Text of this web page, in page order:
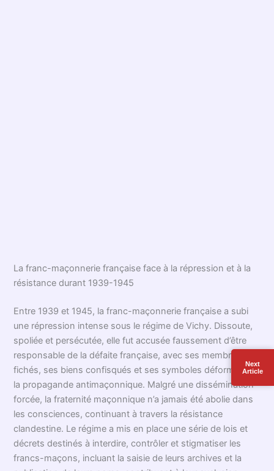
La franc-maçonnerie française face à la répression et à la
résistance durant 1939-1945
Entre 1939 et 1945, la franc-maçonnerie française a subi
une répression intense sous le régime de Vichy. Dissoute,
spoliée et persécutée, elle fut accusée faussement d’être
responsable de la défaite française, avec ses membres
fichés, ses biens confisqués et ses symboles déformés par
la propagande antimaçonnique. Malgré une dissémination
forcée, la fraternité maçonnique n’a jamais été abolie dans
les consciences, continuant à travers la résistance
clandestine. Le régime a mis en place une série de lois et
décrets destinés à interdire, contrôler et stigmatiser les
francs-maçons, incluant la saisie de leurs archives et la
Next
Article